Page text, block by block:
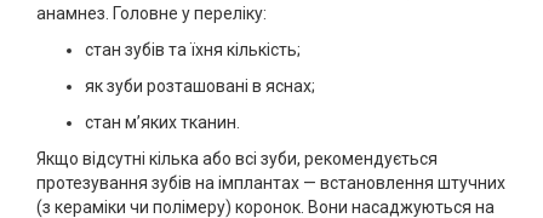
анамнез. Головне у переліку:
стан зубів та їхня кількість;
як зуби розташовані в яснах;
стан м’яких тканин.
Якщо відсутні кілька або всі зуби, рекомендується
протезування зубів на імплантах — встановлення штучних
(з кераміки чи полімеру) коронок. Вони насаджуються на